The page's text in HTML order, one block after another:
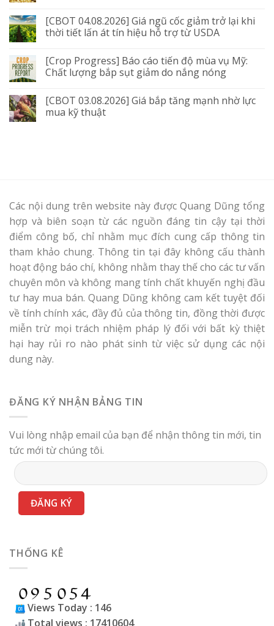
[CBOT 04.08.2026] Giá ngũ cốc giảm trở lại khi
thời tiết lấn át tín hiệu hỗ trợ từ USDA
[Crop Progress] Báo cáo tiến độ mùa vụ Mỹ:
Chất lượng bắp sụt giảm do nắng nóng
[CBOT 03.08.2026] Giá bắp tăng mạnh nhờ lực
mua kỹ thuật
Các nội dung trên website này được Quang Dũng tổng
hợp và biên soạn từ các nguồn đáng tin cậy tại thời
điểm công bố, chỉ nhằm mục đích cung cấp thông tin
tham khảo chung. Thông tin tại đây không cấu thành
hoạt động báo chí, không nhằm thay thế cho các tư vấn
chuyên môn và không mang tính chất khuyến nghị đầu
tư hay mua bán. Quang Dũng không cam kết tuyệt đối
về tính chính xác, đầy đủ của thông tin, đồng thời được
miễn trừ mọi trách nhiệm pháp lý đối với bất kỳ thiệt
hại hay rủi ro nào phát sinh từ việc sử dụng các nội
dung này.
ĐĂNG KÝ NHẬN BẢNG TIN
Vui lòng nhập email của bạn để nhận thông tin mới, tin
tức mới từ chúng tôi.
THỐNG KÊ
Views Today : 146
Total views : 17410604